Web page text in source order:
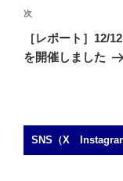
ゲ
ー
シ
次
の
投
次
［レポート］12/
を開催しました
SNS（X